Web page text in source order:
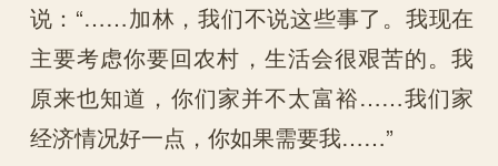
说：“……加林，我们不说这些事了。我现在
主要考虑你要回农村，生活会很艰苦的。我
原来也知道，你们家并不太富裕……我们家
经济情况好一点，你如果需要我……”